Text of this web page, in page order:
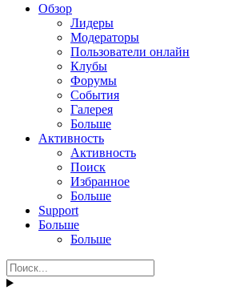
Обзор
Лидеры
Модераторы
Пользователи онлайн
Клубы
Форумы
События
Галерея
Больше
Активность
Активность
Поиск
Избранное
Больше
Support
Больше
Больше